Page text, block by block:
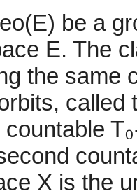
be a
E. The
the same
called
X is the